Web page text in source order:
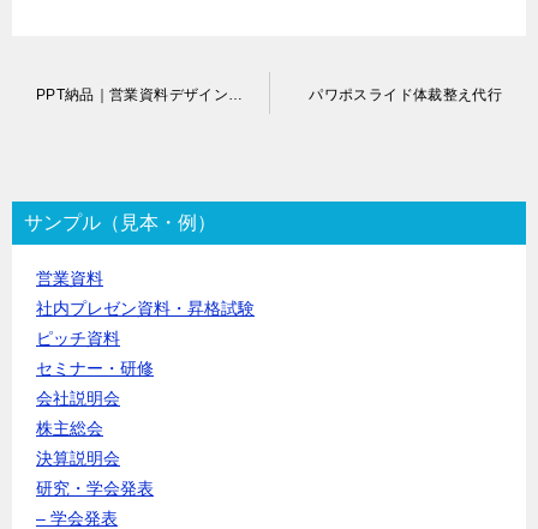
ゲ
ー
シ
パワポスライド体裁整え代行
サンプル（見本・例）
営業資料
社内プレゼン資料・昇格試験
ピッチ資料
セミナー・研修
会社説明会
株主総会
決算説明会
研究・学会発表
– 学会発表